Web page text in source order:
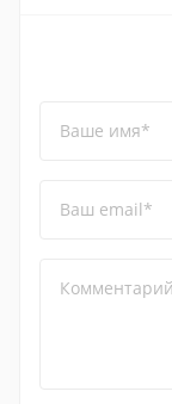
Ваше имя*
Ваш email*